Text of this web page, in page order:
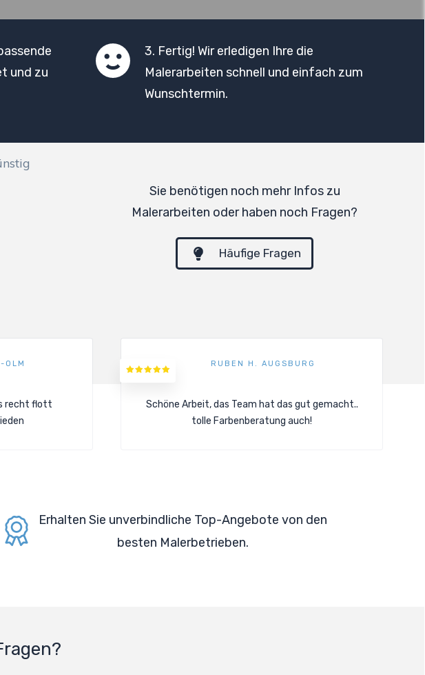
und zu
3. Fertig! Wir erledigen Ihre die
Malerarbeiten schnell und einfach zum
Wunschtermin.
Sie benötigen noch mehr Infos zu
Malerarbeiten oder haben noch Fragen?
Häufige Fragen
OLM
recht flott
RUBEN H. AUGSBURG
Schöne Arbeit, das Team hat das gut gemacht..
tolle Farbenberatung auch!
Erhalten Sie unverbindliche Top-Angebote von den
besten Malerbetrieben.